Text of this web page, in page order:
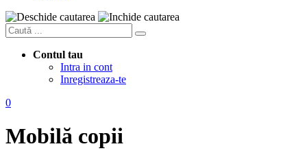
Contul tau
Intra in cont
Inregistreaza-te
0
Mobilă copii